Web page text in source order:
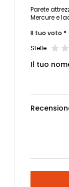
Parete
Mercure e
Il tuo voto *
Stelle:
Il tuo